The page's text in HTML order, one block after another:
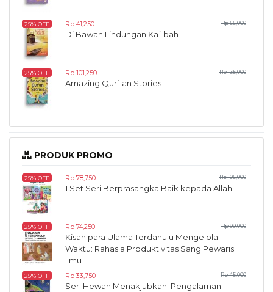
25% OFF Rp 41,250 Rp 55,000
Di Bawah Lindungan Ka`bah
25% OFF Rp 101,250 Rp 135,000
Amazing Qur`an Stories
PRODUK PROMO
25% OFF Rp 78,750 Rp 105,000
1 Set Seri Berprasangka Baik kepada Allah
25% OFF Rp 74,250 Rp 99,000
Kisah para Ulama Terdahulu Mengelola
Waktu: Rahasia Produktivitas Sang Pewaris
Ilmu
25% OFF Rp 33,750 Rp 45,000
Seri Hewan Menakjubkan: Pengalaman